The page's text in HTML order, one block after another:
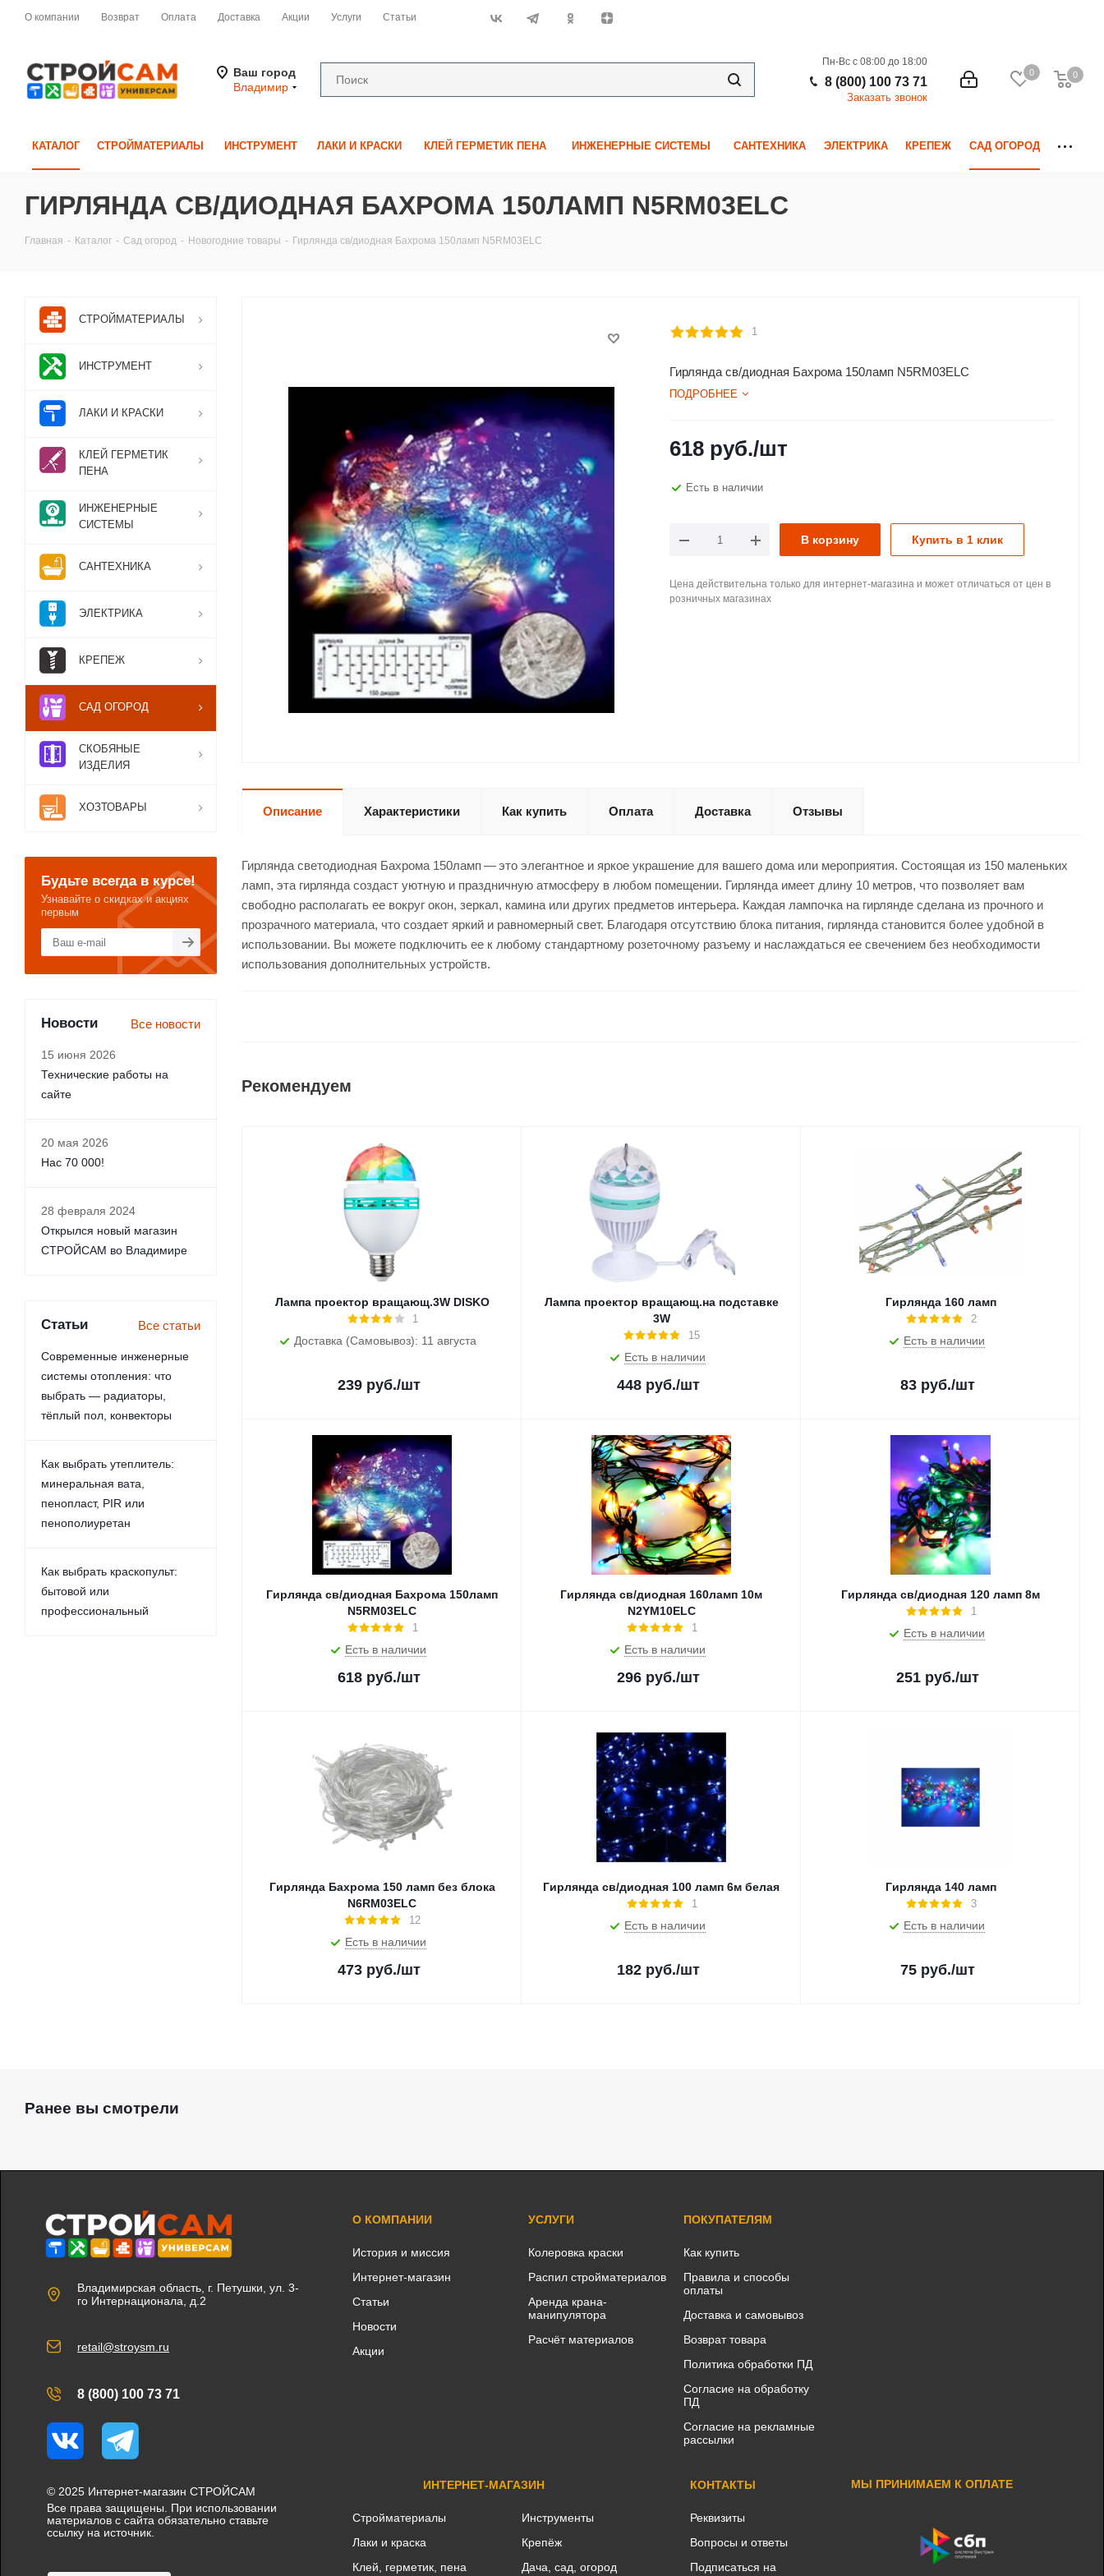
О компании Возврат Оплата Доставка Акции Услуги Статьи
Ваш город
Владимир
0 0
0
Пн-Вс с 08:00 до 18:00
8 (800) 100 73 71
Заказать звонок
КАТАЛОГ СТРОЙМАТЕРИАЛЫ ИНСТРУМЕНТ ЛАКИ И КРАСКИ КЛЕЙ ГЕРМЕТИК ПЕНА ИНЖЕНЕРНЫЕ СИСТЕМЫ САНТЕХНИКА ЭЛЕКТРИКА КРЕПЕЖ САД ОГОРОД
ГИРЛЯНДА СВ/ДИОДНАЯ БАХРОМА 150ЛАМП N5RM03ELC
Главная - Каталог - Сад огород - Новогодние товары - Гирлянда св/диодная Бахрома 150ламп N5RM03ELC
1
Гирлянда св/диодная Бахрома 150ламп N5RM03ELC
ПОДРОБНЕЕ
618 руб./шт
Есть в наличии
В корзину Купить в 1 клик
Цена действительна только для интернет-магазина и может отличаться от цен в
розничных магазинах
Описание Характеристики Как купить Оплата Доставка Отзывы
Гирлянда светодиодная Бахрома 150ламп — это элегантное и яркое украшение для вашего дома или мероприятия. Состоящая из 150 маленьких
ламп, эта гирлянда создаст уютную и праздничную атмосферу в любом помещении. Гирлянда имеет длину 10 метров, что позволяет вам
свободно располагать ее вокруг окон, зеркал, камина или других предметов интерьера. Каждая лампочка на гирлянде сделана из прочного и
прозрачного материала, что создает яркий и равномерный свет. Благодаря отсутствию блока питания, гирлянда становится более удобной в
использовании. Вы можете подключить ее к любому стандартному розеточному разъему и наслаждаться ее свечением без необходимости
использования дополнительных устройств.
Рекомендуем
Лампа проектор вращающ.3W DISKO
1
Доставка (Самовывоз): 11 августа
239 руб./шт
Лампа проектор вращающ.на подставке
3W
15
Есть в наличии
448 руб./шт
Гирлянда 160 ламп
2
Есть в наличии
83 руб./шт
Гирлянда св/диодная Бахрома 150ламп
N5RM03ELC
1
Есть в наличии
618 руб./шт
Гирлянда св/диодная 160ламп 10м
N2YM10ELC
1
Есть в наличии
296 руб./шт
Гирлянда св/диодная 120 ламп 8м
1
Есть в наличии
251 руб./шт
Гирлянда Бахрома 150 ламп без блока
N6RM03ELC
12
Есть в наличии
473 руб./шт
Гирлянда св/диодная 100 ламп 6м белая
1
Есть в наличии
182 руб./шт
Гирлянда 140 ламп
3
Есть в наличии
75 руб./шт
СТРОЙМАТЕРИАЛЫ
ИНСТРУМЕНТ
ЛАКИ И КРАСКИ
КЛЕЙ ГЕРМЕТИК
ПЕНА
ИНЖЕНЕРНЫЕ
СИСТЕМЫ
САНТЕХНИКА
ЭЛЕКТРИКА
КРЕПЕЖ
САД ОГОРОД
СКОБЯНЫЕ
ИЗДЕЛИЯ
ХОЗТОВАРЫ
Будьте всегда в курсе!
Узнавайте о скидках и акциях
первым
Новости Все новости
15 июня 2026
Технические работы на
сайте
20 мая 2026
Нас 70 000!
28 февраля 2024
Открылся новый магазин
СТРОЙСАМ во Владимире
Статьи Все статьи
Современные инженерные
системы отопления: что
выбрать — радиаторы,
тёплый пол, конвекторы
Как выбрать утеплитель:
минеральная вата,
пенопласт, PIR или
пенополиуретан
Как выбрать краскопульт:
бытовой или
профессиональный
Ранее вы смотрели
Владимирская область, г. Петушки, ул. 3-
го Интернационала, д.2
retail@stroysm.ru
8 (800) 100 73 71
Вконтакте
Telegram
© 2025 Интернет-магазин СТРОЙСАМ
Все права защищены. При использовании
материалов с сайта обязательно ставьте
ссылку на источник.
О КОМПАНИИ
История и миссия
Интернет-магазин
Статьи
Новости
Акции
УСЛУГИ
Колеровка краски
Распил стройматериалов
Аренда крана-
манипулятора
Расчёт материалов
ПОКУПАТЕЛЯМ
Как купить
Правила и способы
оплаты
Доставка и самовывоз
Возврат товара
Политика обработки ПД
Согласие на обработку
ПД
Согласие на рекламные
рассылки
ИНТЕРНЕТ-МАГАЗИН
Стройматериалы
Лаки и краска
Клей, герметик, пена
Инструменты
Крепёж
Дача, сад, огород
КОНТАКТЫ
Реквизиты
Вопросы и ответы
Подписаться на
МЫ ПРИНИМАЕМ К ОПЛАТЕ